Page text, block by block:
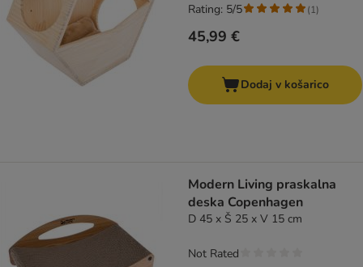
45,99 €
Rating: 5/5 (1)
Dodaj v košarico
Modern Living praskalna
deska Copenhagen
D 45 x Š 25 x V 15 cm
Not Rated